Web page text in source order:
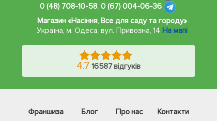
0 (48) 708-10-58, 0 (67) 004-06-36
Магазин «Насіння, Все для саду та городу»
Україна, м. Одеса,вул. Привозна, 14 На мапі
4.7 16587 відгуків
Франшиза Блог Про нас
Контакти